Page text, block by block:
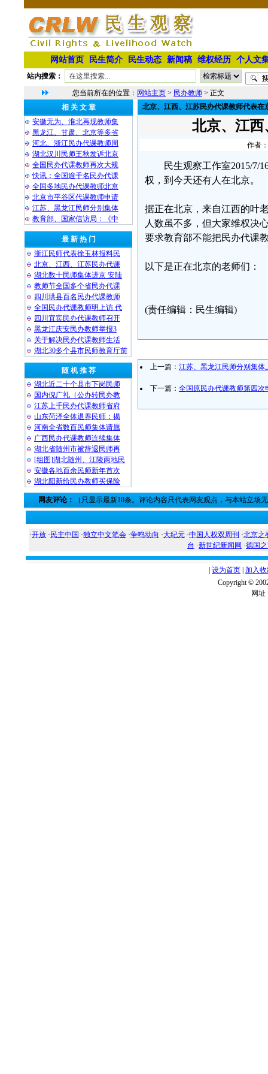
网站首页 民生简介 民生动态 新闻稿 维权经历 个人文
站内搜索：
您当前所在的位置： 网站主页 > 民办教师 > 正文
相 关 文 章
安徽无为、淮北再现教师集
黑龙江、甘肃、北京等多省
河北、浙江民办代课教师周
湖北汉川民师王秋发诉北京
全国民办代课教师再次大规
快讯：全国逾千名民办代课
全国多地民办代课教师北京
北京市平谷区代课教师申请
江苏、黑龙江民师分别集体
教育部、国家信访局：《中
最 新 热 门
浙江民师代表徐玉林报料民
北京、江西、江苏民办代课
湖北数十民师集体进京 安陆
教师节全国多个省民办代课
四川珙县百名民办代课教师
全国民办代课教师明上访 代
四川宜宾民办代课教师召开
黑龙江庆安民办教师举报3
关于解决民办代课教师生活
湖北30多个县市民师教育厅前
随 机 推 荐
湖北近二十个县市下岗民师
国内倪广礼（公办转民办教
江苏上千民办代课教师省府
山东菏泽全体退养民师：揭
河南全省数百民师集体请愿
广西民办代课教师连续集体
湖北省随州市被辞退民师再
[组图]湖北随州、江陵两地民
安徽各地百余民师新年首次
湖北阳新给民办教师买保险
北京、江西、江苏民办代课教师代表在
北京、江
作者
民生观察工作室2015/7/
权，到今天还有人在北京。
据正在北京，来自江西的叶
人数虽不多，但大家维权决
要求教育部不能把民办代课
以下是正在北京的老师们：
(责任编辑：民生编辑)
上一篇： 江苏、黑龙江民师分别集体
下一篇： 全国原民办代课教师第四次
网友评论： （只显示最新10条。评论内容只代表网友观点，与本站立场
·开放 · 民主中国 ·独立中文笔会 ·争鸣动向 ·大纪元 ·中国人权双周刊 ·北京之
台 ·新世纪新闻网 ·德国
设为首页 加入
Copyright ©
网址